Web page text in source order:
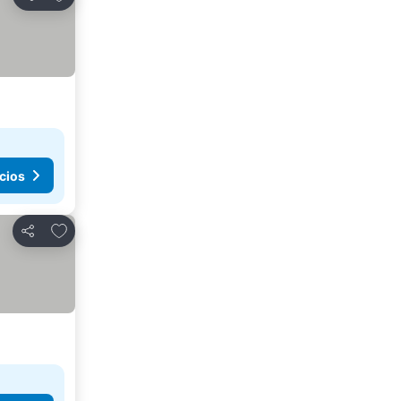
Compartir
Añadir a favoritos